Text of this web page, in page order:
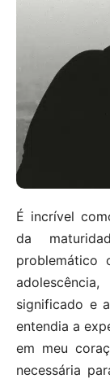
É incrível
da
problemático
significado e
entendia a
em meu
necessária